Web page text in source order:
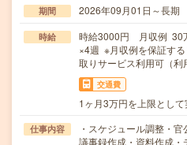
期間 2026年09月01日～長
時給
時給3000円 月収例 30
×4週 ※月収例を保証す
取りサービス利用可（利
交通費
1ヶ月3万円を上限とし
仕事内容
・スケジュール調整・
議事録作成・資料作成